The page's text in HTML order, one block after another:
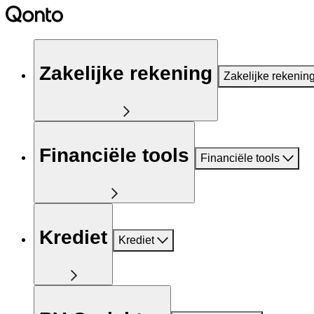
Zakelijke rekening Zakelijke
Financiële tools Financiële tools
Krediet Krediet